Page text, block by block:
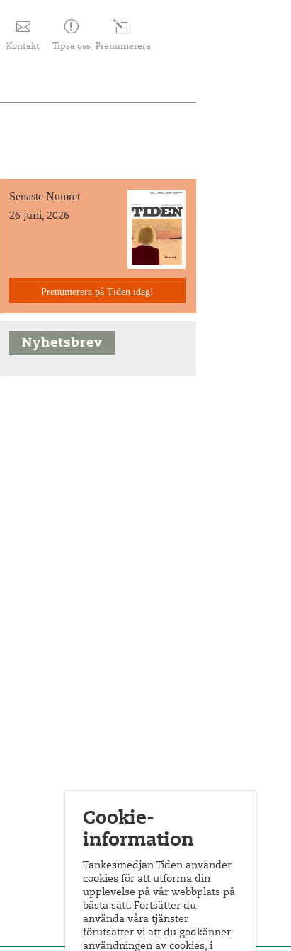
Kontakt Tipsa oss Prenumerera
Senaste Numret
26 juni, 2026
Prenumerera på Tiden idag!
Nyhetsbrev
Cookie-
information
Tankesmedjan Tiden använder
cookies för att utforma din
upplevelse på vår webbplats på
bästa sätt. Fortsätter du
använda våra tjänster
förutsätter vi att du godkänner
användningen av cookies, i